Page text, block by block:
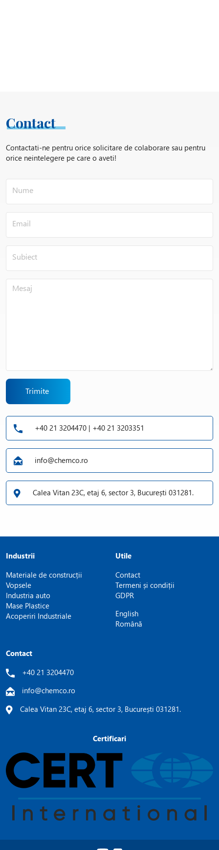
Contact
Contactati-ne pentru orice solicitare de colaborare sau pentru
orice neintelegere pe care o aveti!
Trimite
+40 21 3204470 | +40 21 3203351
info@chemco.ro
Calea Vitan 23C, etaj 6, sector 3, București 031281.
Industrii
Materiale de construcții
Vopsele
Industria auto
Mase Plastice
Acoperiri Industriale
Utile
Contact
Termeni și condiții
GDPR
English
Română
Contact
+40 21 3204470
info@chemco.ro
Calea Vitan 23C, etaj 6, sector 3, București 031281.
Certificari